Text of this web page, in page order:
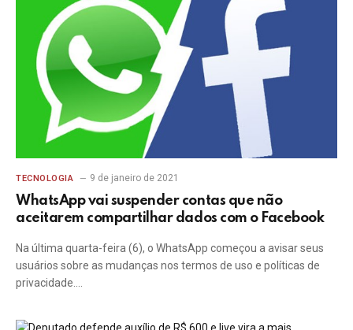
TECNOLOGIA 9 de janeiro de 2021
WhatsApp vai suspender contas que não
aceitarem compartilhar dados com o Facebook
Na última quarta-feira (6), o WhatsApp começou a avisar seus
usuários sobre as mudanças nos termos de uso e políticas de
privacidade.…